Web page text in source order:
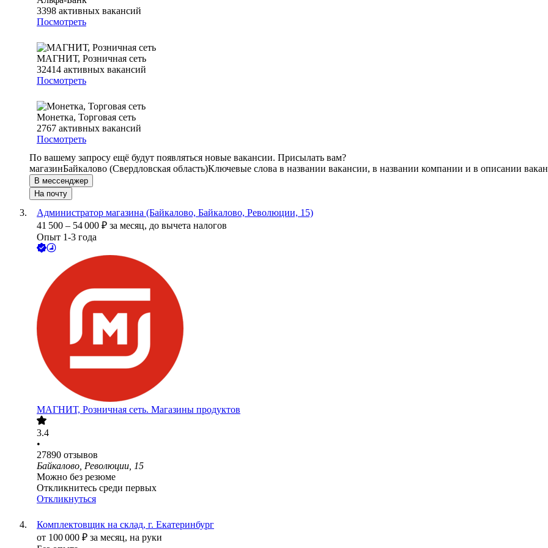
3398 активных вакансий
Посмотреть
МАГНИТ, Розничная сеть
32414 активных вакансий
Посмотреть
Монетка, Торговая сеть
2767 активных вакансий
Посмотреть
По вашему запросу ещё будут появляться новые вакансии. Присылать вам?
магазинБайкалово (Свердловская область)Ключевые слова в названии вакансии, в названии компании и в описании
В мессенджер
На почту
Администратор магазина (Байкалово, Байкалово, Революции, 15)
41 500 – 54 000 ₽ за месяц, до вычета налогов
Опыт 1-3 года
МАГНИТ, Розничная сеть. Магазины продуктов
3.4
•
27890 отзывов
Байкалово, Революции, 15
Можно без резюме
Откликнитесь среди первых
Откликнуться
Комплектовщик на склад, г. Екатеринбург
от 100 000 ₽ за месяц, на руки